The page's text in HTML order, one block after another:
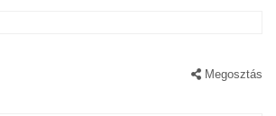
Megosztás